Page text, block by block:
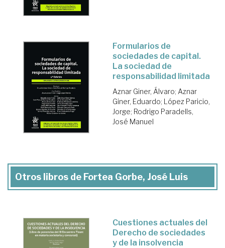
Formularios de
sociedades de capital.
La sociedad de
responsabilidad limitada
Aznar Giner, Álvaro; Aznar
Giner, Eduardo; López Paricio,
Jorge; Rodrigo Paradells,
José Manuel
Otros libros de Fortea Gorbe, José Luis
Cuestiones actuales del
Derecho de sociedades
y de la insolvencia